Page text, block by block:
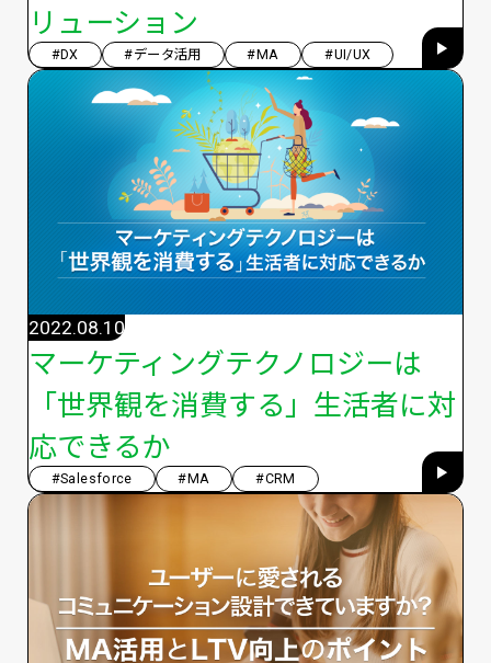
リューション
#DX #データ活用 #MA #UI/UX
マーケティングテクノロジーは
「世界観を消費する」生活者に対
応できるか
2022.08.10
#Salesforce #MA #CRM